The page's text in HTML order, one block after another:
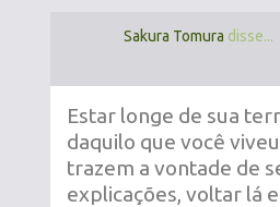
Sakura Tomura disse...
Estar longe de sua
daquilo que você
trazem a vontade de
explicações, voltar lá